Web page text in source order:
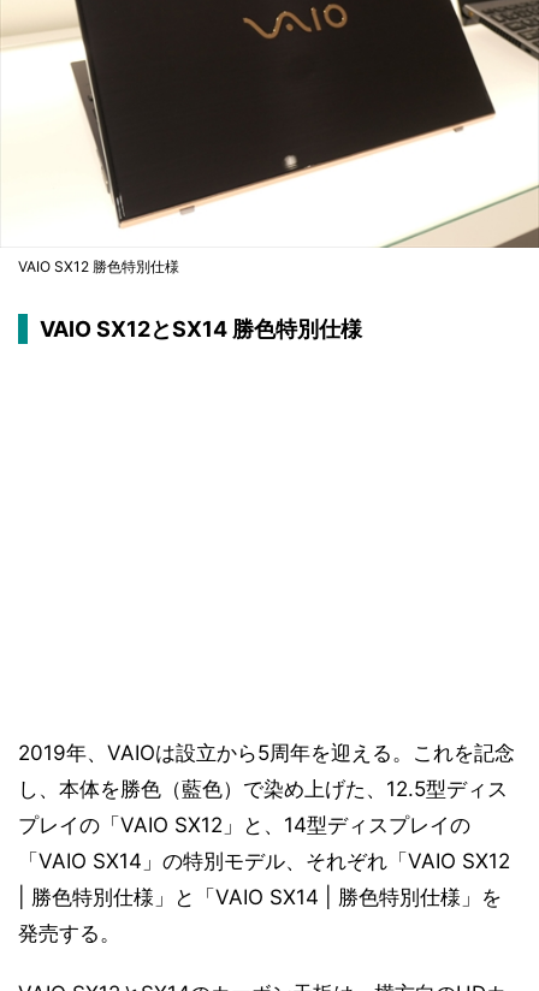
VAIO SX12 勝色特別仕様
VAIO SX12とSX14 勝色特別仕様
2019年、VAIOは設立から5周年を迎える。これを記念
し、本体を勝色（藍色）で染め上げた、12.5型ディス
プレイの「VAIO SX12」と、14型ディスプレイの
「VAIO SX14」の特別モデル、それぞれ「VAIO SX12
| 勝色特別仕様」と「VAIO SX14 | 勝色特別仕様」を
発売する。